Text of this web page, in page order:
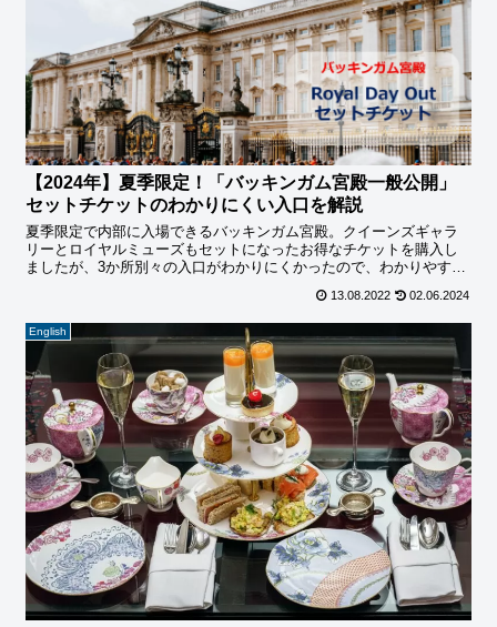
【2024年】夏季限定！「バッキンガム宮殿一般公開」
セットチケットのわかりにくい入口を解説
夏季限定で内部に入場できるバッキンガム宮殿。クイーンズギャラ
リーとロイヤルミューズもセットになったお得なチケットを購入し
ましたが、3か所別々の入口がわかりにくかったので、わかりやすい
13.08.2022 02.06.2024
English